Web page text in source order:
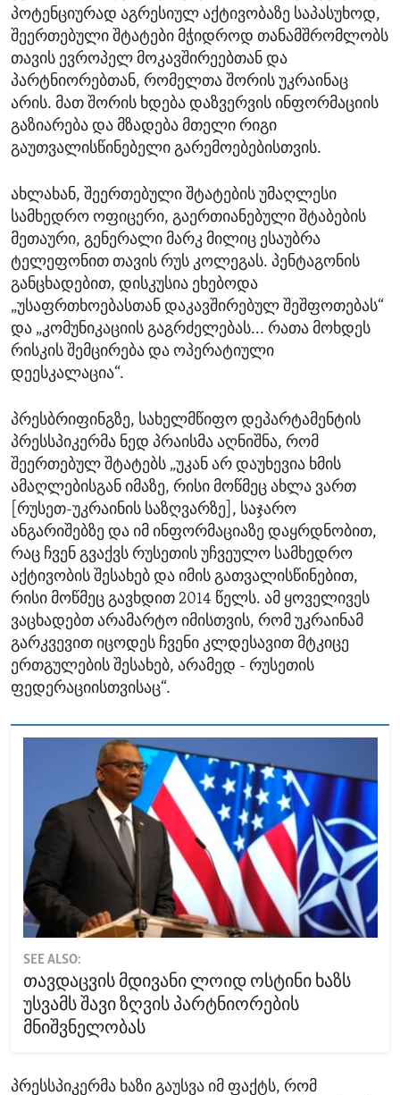
პოტენციურად აგრესიულ აქტივობაზე საპასუხოდ,
შეერთებული შტატები მჭიდროდ თანამშრომლობს
თავის ევროპელ მოკავშირეებთან და
პარტნიორებთან, რომელთა შორის უკრაინაც
არის. მათ შორის ხდება დაზვერვის ინფორმაციის
გაზიარება და მზადება მთელი რიგი
გაუთვალისწინებელი გარემოებებისთვის.
ახლახან, შეერთებული შტატების უმაღლესი
სამხედრო ოფიცერი, გაერთიანებული შტაბების
მეთაური, გენერალი მარკ მილიც ესაუბრა
ტელეფონით თავის რუს კოლეგას. პენტაგონის
განცხადებით, დისკუსია ეხებოდა
„უსაფრთხოებასთან დაკავშირებულ შეშფოთებას“
და „კომუნიკაციის გაგრძელებას... რათა მოხდეს
რისკის შემცირება და ოპერატიული
დეესკალაცია“.
პრესბრიფინგზე, სახელმწიფო დეპარტამენტის
პრესსპიკერმა ნედ პრაისმა აღნიშნა, რომ
შეერთებულ შტატებს „უკან არ დაუხევია ხმის
ამაღლებისგან იმაზე, რისი მოწმეც ახლა ვართ
[რუსეთ-უკრაინის საზღვარზე], საჯარო
ანგარიშებზე და იმ ინფორმაციაზე დაყრდნობით,
რაც ჩვენ გვაქვს რუსეთის უჩვეულო სამხედრო
აქტივობის შესახებ და იმის გათვალისწინებით,
რისი მოწმეც გავხდით 2014 წელს. ამ ყოველივეს
ვაცხადებთ არამარტო იმისთვის, რომ უკრაინამ
გარკვევით იცოდეს ჩვენი კლდესავით მტკიცე
ერთგულების შესახებ, არამედ - რუსეთის
ფედერაციისთვისაც“.
SEE ALSO:
თავდაცვის მდივანი ლოიდ ოსტინი ხაზს
უსვამს შავი ზღვის პარტნიორების
მნიშვნელობას
პრესსპიკერმა ხაზი გაუსვა იმ ფაქტს, რომ